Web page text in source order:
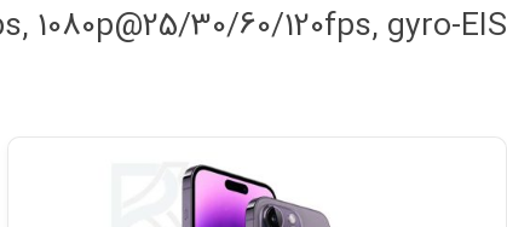
1080p@25/30/60/120fps, gyro-EIS